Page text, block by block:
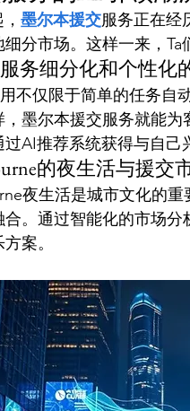
墨尔本援交服务正在经
分市场。这样一来，Ta
务细分化和个性化
不仅限于简单的任务自
墨尔本援交服务就能为
AI推荐系统获得与自己
的夜生活与援交
夜生活是城市文化的
合。通过智能化的市场
案。